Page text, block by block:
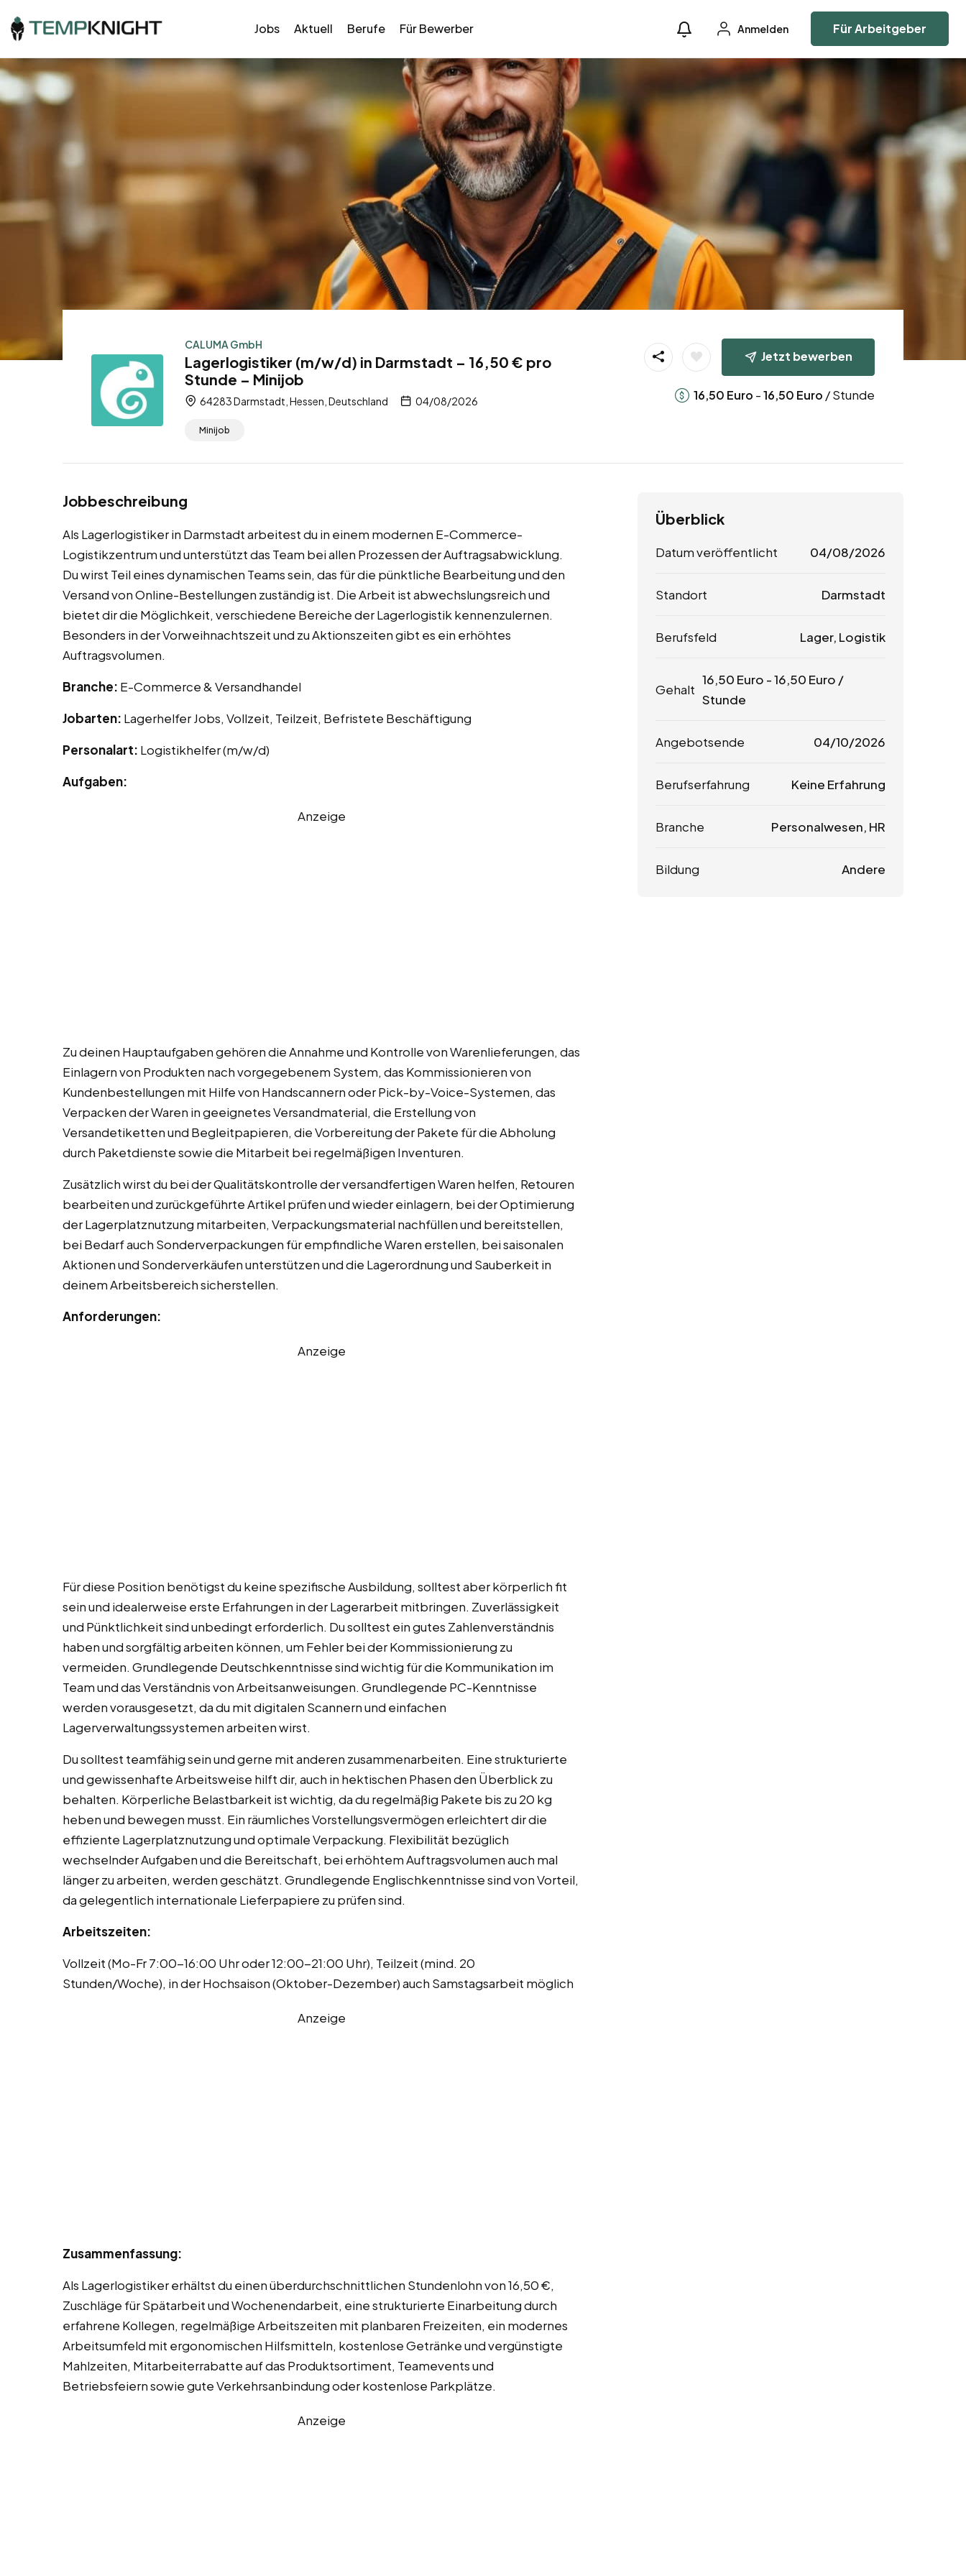
Jobs Aktuell Berufe Für Bewerber Anmelden Für Arbeitgeber
CALUMA GmbH
Lagerlogistiker (m/w/d) in Darmstadt – 16,50 € pro
Stunde – Minijob
64283 Darmstadt, Hessen, Deutschland 04/08/2026
Minijob
Jetzt bewerben
16,50 Euro -16,50 Euro / Stunde
Jobbeschreibung
Als Lagerlogistiker in Darmstadt arbeitest du in einem modernen E-Commerce-
Logistikzentrum und unterstützt das Team bei allen Prozessen der Auftragsabwicklung.
Du wirst Teil eines dynamischen Teams sein, das für die pünktliche Bearbeitung und den
Versand von Online-Bestellungen zuständig ist. Die Arbeit ist abwechslungsreich und
bietet dir die Möglichkeit, verschiedene Bereiche der Lagerlogistik kennenzulernen.
Besonders in der Vorweihnachtszeit und zu Aktionszeiten gibt es ein erhöhtes
Auftragsvolumen.
Branche: E-Commerce & Versandhandel
Jobarten: Lagerhelfer Jobs, Vollzeit, Teilzeit, Befristete Beschäftigung
Personalart: Logistikhelfer (m/w/d)
Aufgaben:
Anzeige
Zu deinen Hauptaufgaben gehören die Annahme und Kontrolle von Warenlieferungen, das
Einlagern von Produkten nach vorgegebenem System, das Kommissionieren von
Kundenbestellungen mit Hilfe von Handscannern oder Pick-by-Voice-Systemen, das
Verpacken der Waren in geeignetes Versandmaterial, die Erstellung von
Versandetiketten und Begleitpapieren, die Vorbereitung der Pakete für die Abholung
durch Paketdienste sowie die Mitarbeit bei regelmäßigen Inventuren.
Zusätzlich wirst du bei der Qualitätskontrolle der versandfertigen Waren helfen, Retouren
bearbeiten und zurückgeführte Artikel prüfen und wieder einlagern, bei der Optimierung
der Lagerplatznutzung mitarbeiten, Verpackungsmaterial nachfüllen und bereitstellen,
bei Bedarf auch Sonderverpackungen für empfindliche Waren erstellen, bei saisonalen
Aktionen und Sonderverkäufen unterstützen und die Lagerordnung und Sauberkeit in
deinem Arbeitsbereich sicherstellen.
Anforderungen:
Anzeige
Für diese Position benötigst du keine spezifische Ausbildung, solltest aber körperlich fit
sein und idealerweise erste Erfahrungen in der Lagerarbeit mitbringen. Zuverlässigkeit
und Pünktlichkeit sind unbedingt erforderlich. Du solltest ein gutes Zahlenverständnis
haben und sorgfältig arbeiten können, um Fehler bei der Kommissionierung zu
vermeiden. Grundlegende Deutschkenntnisse sind wichtig für die Kommunikation im
Team und das Verständnis von Arbeitsanweisungen. Grundlegende PC-Kenntnisse
werden vorausgesetzt, da du mit digitalen Scannern und einfachen
Lagerverwaltungssystemen arbeiten wirst.
Du solltest teamfähig sein und gerne mit anderen zusammenarbeiten. Eine strukturierte
und gewissenhafte Arbeitsweise hilft dir, auch in hektischen Phasen den Überblick zu
behalten. Körperliche Belastbarkeit ist wichtig, da du regelmäßig Pakete bis zu 20 kg
heben und bewegen musst. Ein räumliches Vorstellungsvermögen erleichtert dir die
effiziente Lagerplatznutzung und optimale Verpackung. Flexibilität bezüglich
wechselnder Aufgaben und die Bereitschaft, bei erhöhtem Auftragsvolumen auch mal
länger zu arbeiten, werden geschätzt. Grundlegende Englischkenntnisse sind von Vorteil,
da gelegentlich internationale Lieferpapiere zu prüfen sind.
Arbeitszeiten:
Vollzeit (Mo-Fr 7:00-16:00 Uhr oder 12:00-21:00 Uhr), Teilzeit (mind. 20
Stunden/Woche), in der Hochsaison (Oktober-Dezember) auch Samstagsarbeit möglich
Anzeige
Zusammenfassung:
Als Lagerlogistiker erhältst du einen überdurchschnittlichen Stundenlohn von 16,50 €,
Zuschläge für Spätarbeit und Wochenendarbeit, eine strukturierte Einarbeitung durch
erfahrene Kollegen, regelmäßige Arbeitszeiten mit planbaren Freizeiten, ein modernes
Arbeitsumfeld mit ergonomischen Hilfsmitteln, kostenlose Getränke und vergünstigte
Mahlzeiten, Mitarbeiterrabatte auf das Produktsortiment, Teamevents und
Betriebsfeiern sowie gute Verkehrsanbindung oder kostenlose Parkplätze.
Anzeige
Überblick
Datum veröffentlicht 04/08/2026
Standort Darmstadt
Berufsfeld Lager, Logistik
Gehalt
16,50 Euro -16,50 Euro /
Stunde
Angebotsende 04/10/2026
Berufserfahrung Keine Erfahrung
Branche Personalwesen, HR
Bildung Andere